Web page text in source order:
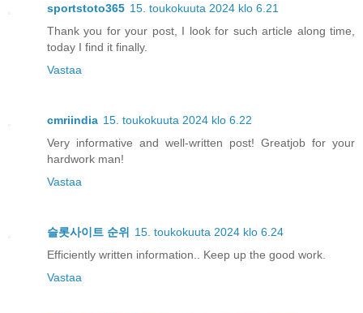
sportstoto365 15. toukokuuta 2024 klo 6.21
Thank you for your post, I look for such article along time,
today I find it finally.
Vastaa
cmriindia 15. toukokuuta 2024 klo 6.22
Very informative and well-written post! Greatjob for your
hardwork man!
Vastaa
슬롯사이트 순위
15. toukokuuta 2024 klo 6.24
Efficiently written information.. Keep up the good work.
Vastaa